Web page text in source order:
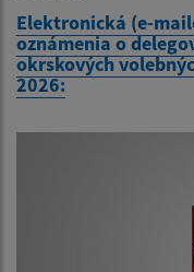
Elektronická (e-
oznámenia o
okrskových
2026: